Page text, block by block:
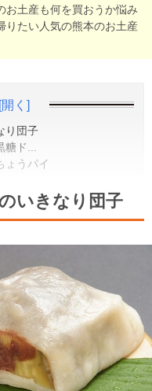
お土産も何を買おうか悩み
りたい人気の熊本のお土産
[開く]
り団子
ド...
ょうパイ
いきなり団子